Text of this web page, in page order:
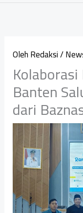
OlehRedaksi/
Banten
dari